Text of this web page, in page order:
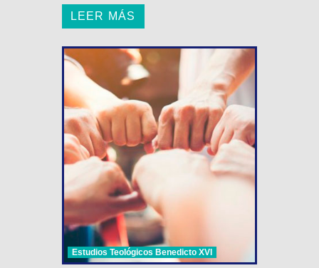
LEER MÁS
Estudios Teológicos Benedicto XVI